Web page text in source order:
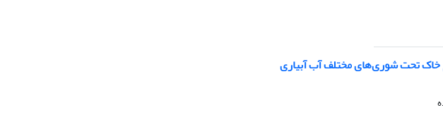
تحت شوری‌های مختلف آب آبیاری